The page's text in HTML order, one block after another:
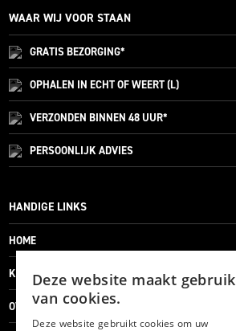
WAAR WIJ VOOR STAAN
GRATISBEZORGING*
OPHALEN IN ECHT OF WEERT (L)
VERZONDEN BINNEN 48 UUR*
PERSOONLIJKADVIES
HANDIGE LINKS
HOME
KLANTENSERVICE
OVER ONS
Deze website maakt gebruik
van cookies.
Deze website gebruikt cookies om uw